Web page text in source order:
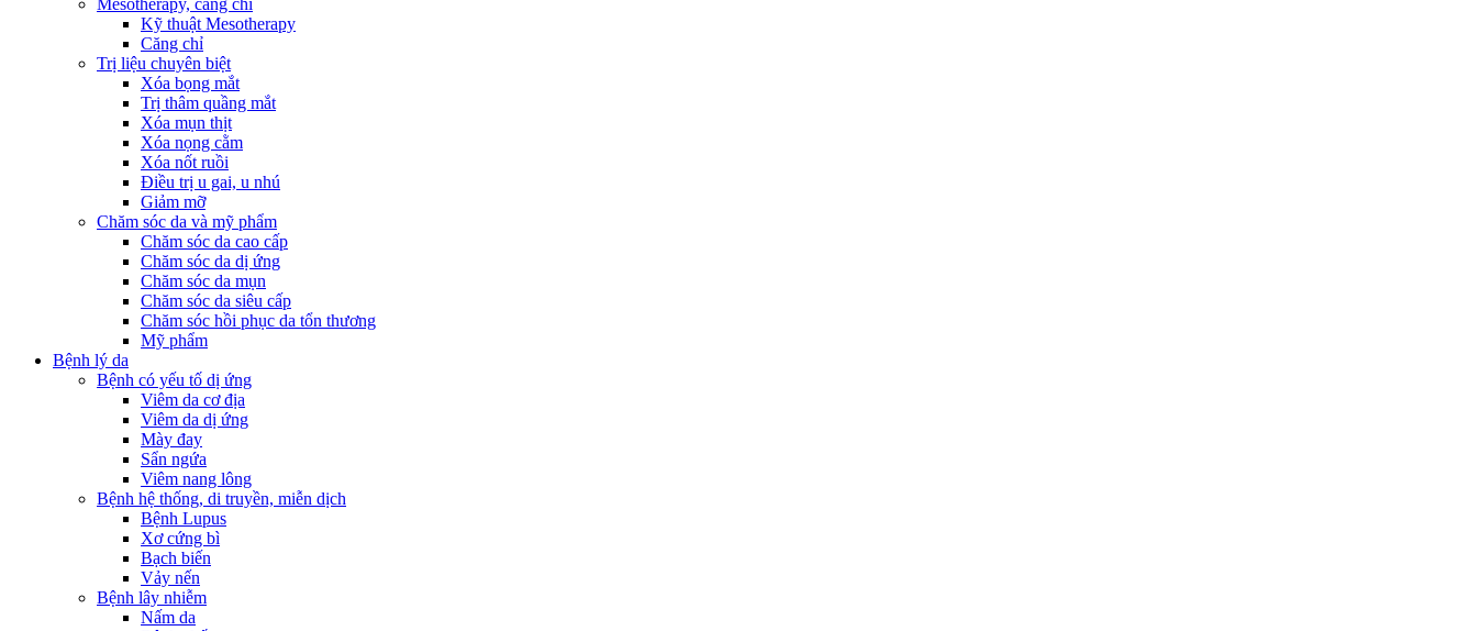
Kỹ thuật Mesotherapy
Căng chỉ
Trị liệu chuyên biệt
Xóa bọng mắt
Trị thâm quầng mắt
Xóa mụn thịt
Xóa nọng cằm
Xóa nốt ruồi
Điều trị u gai, u nhú
Giảm mỡ
Chăm sóc da và mỹ phẩm
Chăm sóc da cao cấp
Chăm sóc da dị ứng
Chăm sóc da mụn
Chăm sóc da siêu cấp
Chăm sóc hồi phục da tổn thương
Mỹ phẩm
Bệnh lý da
Bệnh có yếu tố dị ứng
Viêm da cơ địa
Viêm da dị ứng
Mày đay
Sẩn ngứa
Viêm nang lông
Bệnh hệ thống, di truyền, miễn dịch
Bệnh Lupus
Xơ cứng bì
Bạch biến
Vảy nến
Bệnh lây nhiễm
Nấm da